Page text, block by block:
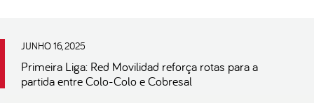
JUNHO 16, 2025
Primeira Liga: Red Movilidad reforça rotas para a
partida entre Colo-Colo e Cobresal